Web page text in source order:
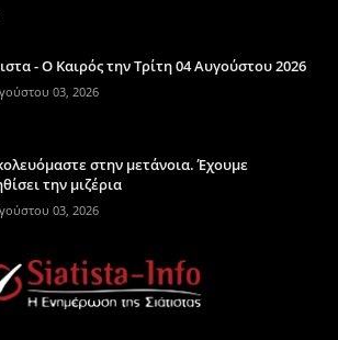
- Ο Καιρός την Τρίτη 04 Αυγούστου 2026
03, 2026
στην μετάνοια. Έχουμε
την μιζέρια
03, 2026